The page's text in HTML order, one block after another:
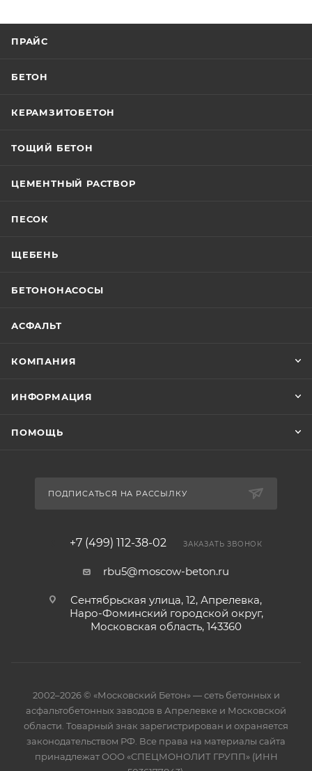
ПРАЙС
БЕТОН
КЕРАМЗИТОБЕТОН
ТОЩИЙ БЕТОН
ЦЕМЕНТНЫЙ РАСТВОР
ПЕСОК
ЩЕБЕНЬ
БЕТОНОНАСОСЫ
АСФАЛЬТ
КОМПАНИЯ
ИНФОРМАЦИЯ
ПОМОЩЬ
ПОДПИСАТЬСЯ НА РАССЫЛКУ
+7 (499) 112-38-02 ЗАКАЗАТЬ ЗВОНОК
rbu5@moscow-beton.ru
Сентябрьская улица, 12, Апрелевка,
Наро-Фоминский городской округ,
Московская область, 143360
2002–2026 © «Московский Бетон» — сеть бетонных и
асфальтобетонных заводов в Апрелевке и Московской
области. Товарный знак зарегистрирован и охраняется
законодательством РФ. Все права на материалы сайта
принадлежат ООО «СПЕЦМОНОЛИТ ГРУПП» (ИНН